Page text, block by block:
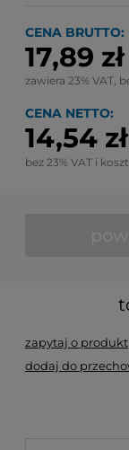
CENA BRUTTO:
17,89 zł
zawiera 23% VAT,
CENA NETTO:
14,54 zł
bez 23% VAT i
zapytaj o produkt
dodaj do